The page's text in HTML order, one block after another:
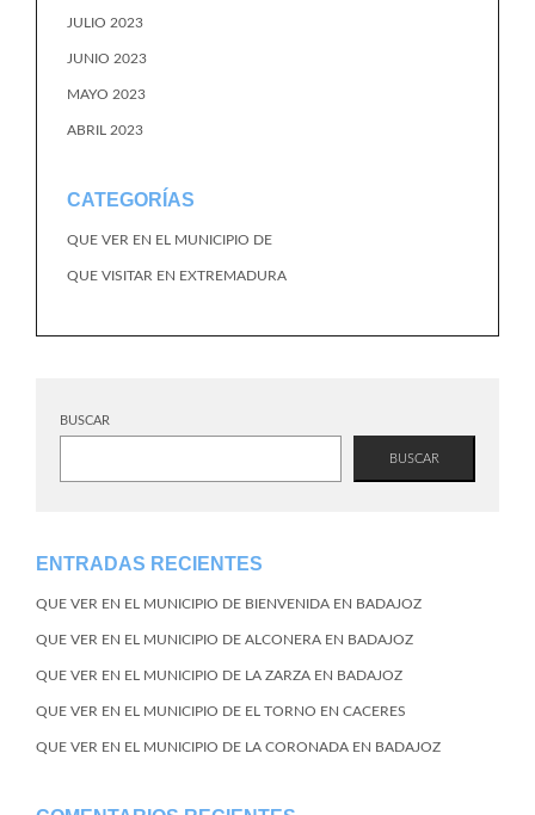
JULIO 2023
JUNIO 2023
MAYO 2023
ABRIL 2023
CATEGORÍAS
QUE VER EN EL MUNICIPIO DE
QUE VISITAR EN EXTREMADURA
BUSCAR
BUSCAR
ENTRADAS RECIENTES
QUE VER EN EL MUNICIPIO DE BIENVENIDA EN BADAJOZ
QUE VER EN EL MUNICIPIO DE ALCONERA EN BADAJOZ
QUE VER EN EL MUNICIPIO DE LA ZARZA EN BADAJOZ
QUE VER EN EL MUNICIPIO DE EL TORNO EN CACERES
QUE VER EN EL MUNICIPIO DE LA CORONADA EN BADAJOZ